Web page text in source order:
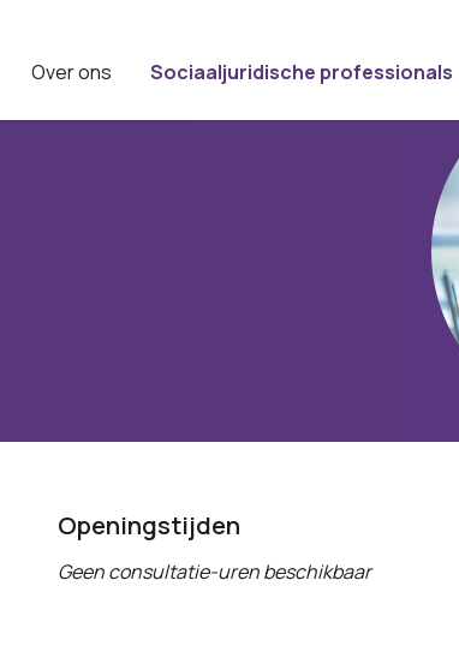
Over ons Sociaaljuridische professionals
Openingstijden
Geen consultatie-uren beschikbaar